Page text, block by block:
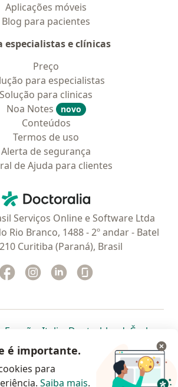
Aplicações móveis
Blog para pacientes
especialistas e clínicas
Preço
para especialistas
Solução para clinicas
Noa Notes
novo
Conteúdos
Termos de uso
Alerta de segurança
de Ajuda para clientes
Doctoralia - Homepage
Serviços Online e Software Ltda
Rio Branco, 1488 - 2º andar - Batel
Curitiba (Paraná), Brasil
Facebook
abre num novo separador
Instagram
abre num novo separador
Linkedin
abre num novo
novo separador
abre num novo separador
España abre num novo separador
Italia abre num novo
Deutschlandabre num
Česko
num novo separador
abre num novo separador
, abre num novo separador
Brasil abre num novoabre num
abre
Colombia abre num novo
© 2026 - Agende agora sua
é importante.
para
Saiba mais.